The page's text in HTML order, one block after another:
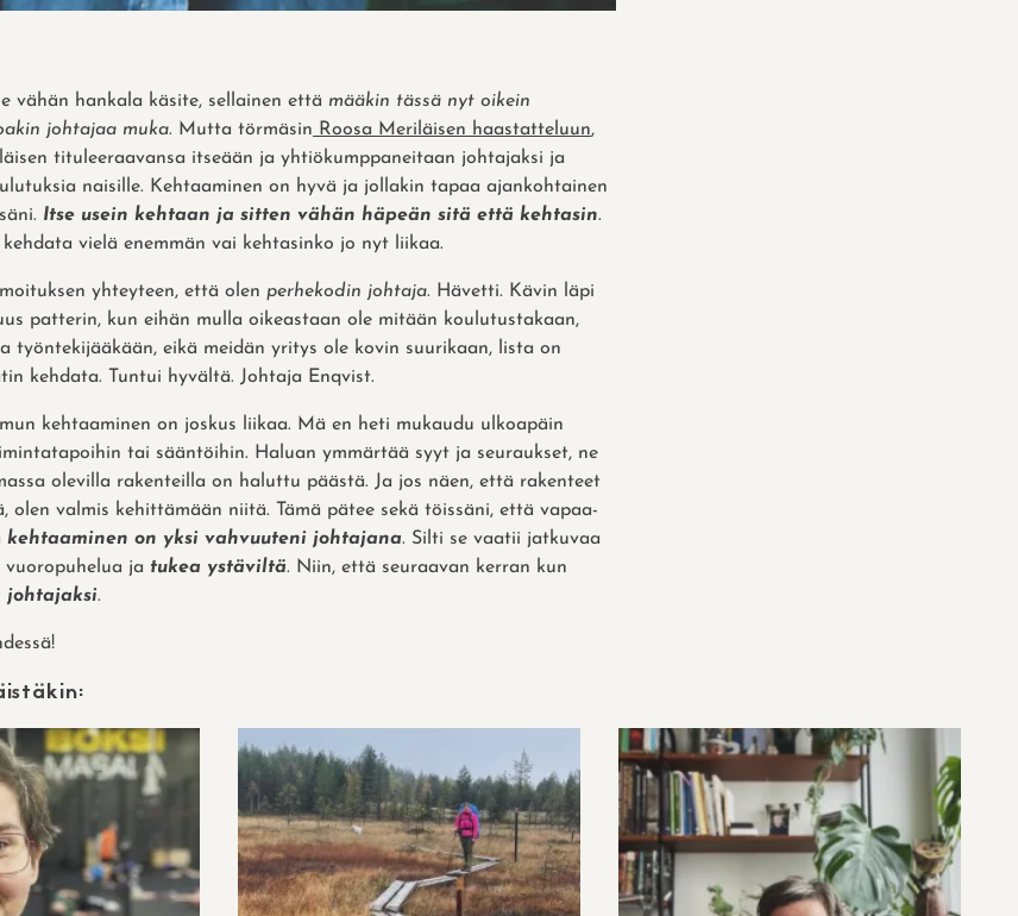
vähän hankala käsite, sellainen että määkin tässä nyt oikein
johtajaa muka. Mutta törmäsin Roosa Meriläisen haastatteluun,
tituleeraavansa itseään ja yhtiökumppaneitaan johtajaksi ja
naisille. Kehtaaminen on hyvä ja jollakin tapaa ajankohtainen
Itse usein kehtaan ja sitten vähän häpeän sitä että kehtasin.
vielä enemmän vai kehtasinko jo nyt liikaa.
yhteyteen, että olen perhekodin johtaja. Hävetti. Kävin läpi
patterin, kun eihän mulla oikeastaan ole mitään koulutustakaan,
työntekijääkään, eikä meidän yritys ole kovin suurikaan, lista on
kehdata. Tuntui hyvältä. Johtaja Enqvist.
kehtaaminen on joskus liikaa. Mä en heti mukaudu ulkoapäin
tai sääntöihin. Haluan ymmärtää syyt ja seuraukset, ne
olevilla rakenteilla on haluttu päästä. Ja jos näen, että rakenteet
olen valmis kehittämään niitä. Tämä pätee sekä töissäni, että vapaa-
kehtaaminen on yksi vahvuuteni johtajana. Silti se vaatii jatkuvaa
vuoropuhelua ja tukea ystäviltä. Niin, että seuraavan kerran kun
johtajaksi.